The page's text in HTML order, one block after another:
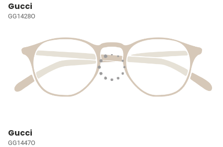
Gucci
GG1428O
Gucci
GG1447O